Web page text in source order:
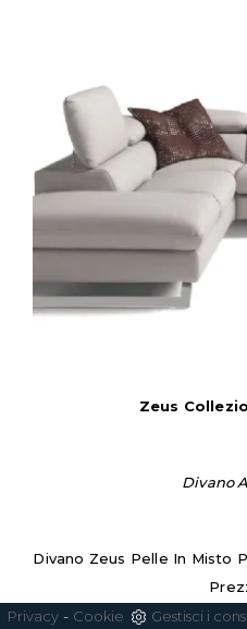
Privacy - Cookie Gestisci i
Zeus
Divano
Divano Zeus Pelle In Misto